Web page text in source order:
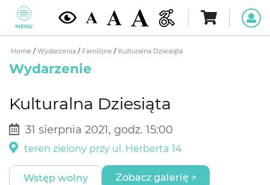
MENU
Home / Wydarzenia / Familijne / Kulturalna Dziesiąta
Wydarzenie
Kulturalna Dziesiąta
31 sierpnia 2021, godz. 15:00
teren zielony przy ul. Herberta 14
Wstęp wolny Zobacz galerię >